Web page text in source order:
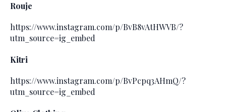
Rouje
https://www.instagram.com/p/BvB8vAtHWVB/?
utm_source=ig_embed
Kitri
https://www.instagram.com/p/BvPcpq3AHmQ/?
utm_source=ig_embed